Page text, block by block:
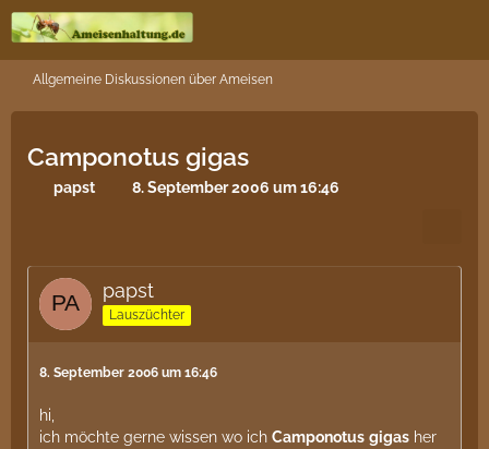
Allgemeine Diskussionen über Ameisen
Camponotus gigas
papst 8. September 2006 um 16:46
papst
Lauszüchter
8. September 2006 um 16:46
hi,
ich möchte gerne wissen wo ich Camponotus gigas her